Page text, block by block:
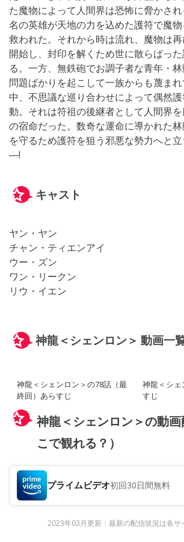
た魔物によって人間界は恐怖に脅かさ
名の英雄が天地の力を込めた護符で魔
救われた。それから時は流れ、魔物は
開始し、封印を解くため世に散らばっ
る。一方、無鉄砲でお調子者な青年・林
問題ばかりを起こして一族からも蔑ま
中、不思議な巡り合わせによって偶然
動。それは符祖の後継者として人間界
の宿命だった。数奇な運命に導かれた
を守るため護符を狙う邪悪な勢力へと立
―!
キャスト
ヤン・ヤン
チャン・ティエンアイ
ウー・ズン
ワン・リークン
リウ・イエン
神龍＜シェンロン＞ 動画一
神龍＜シェンロン＞の78話（最
終回）あらすじ
神龍＜シェ
すじ
神龍＜シェンロン＞の動
こで観れる？）
プライムビデオ初回30日間無料
2023年03月更新：最新の配信状況は各サ